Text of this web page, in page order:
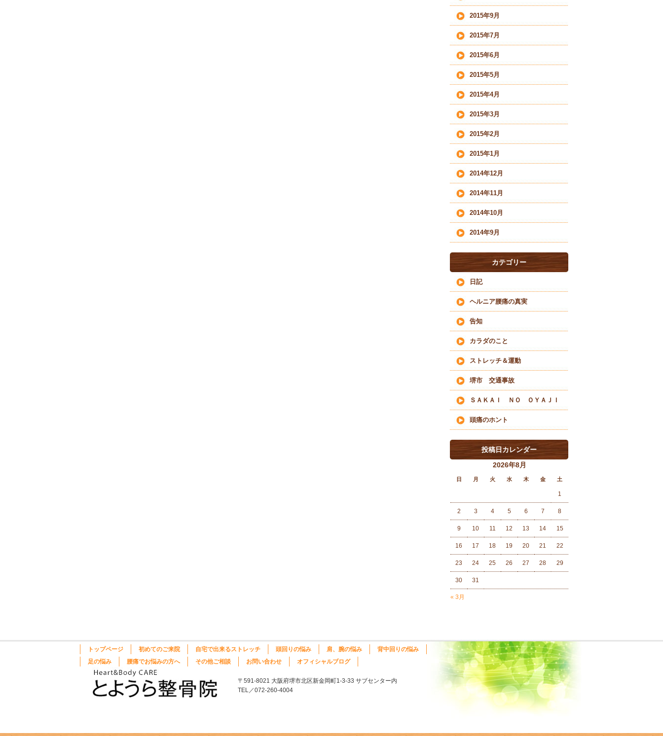
2015年9月
2015年7月
2015年6月
2015年5月
2015年4月
2015年3月
2015年2月
2015年1月
2014年12月
2014年11月
2014年10月
2014年9月
カテゴリー
日記
ヘルニア腰痛の真実
告知
カラダのこと
ストレッチ＆運動
堺市 交通事故
ＳＡＫＡＩ ＮＯ ＯＹＡＪＩ
頭痛のホント
投稿日カレンダー
2026年8月
日 月 火 水 木 金 土
« 3月
1
2 3 4 5 6 7 8
9 10 11 12 13 14 15
16 17 18 19 20 21 22
23 24 25 26 27 28 29
30 31
トップページ 初めてのご来院 自宅で出来るストレッチ 頭回りの悩み 肩、腕の悩み
背中回りの悩み
足の悩み
腰痛でお悩みの方へ その他ご相談 お問い合わせ オフィシャルブログ
〒591-8021 大阪府堺市北区新金岡町1-3-33 サブセンター内
TEL／072-260-4004